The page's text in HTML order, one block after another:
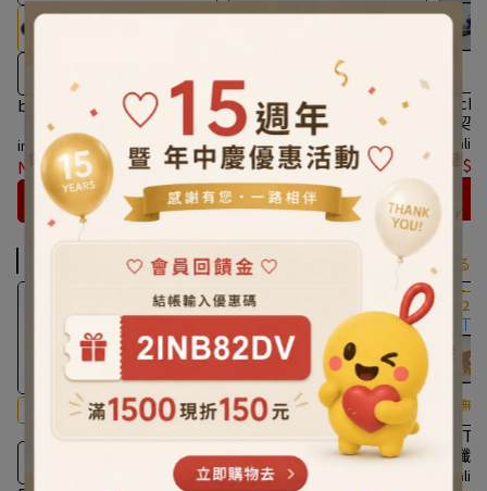
塑膠
buoy｜日本海洋再生筆盤
（五色）
invalid
NT$988
カートに入れる
榮獲國際多項設計獎
GeckoDesign｜和諧之筆
｜3色
invalid
NT$1,550NT$2,200
カートに入れる
默契
具組
invalid
もっと見る
無添加任何塑膠或聚合物
12％ OFF
無添加任何塑膠或聚合物
DOT DESIGN｜re-ing 菱格
12
無
DOT
竹纖
invalid